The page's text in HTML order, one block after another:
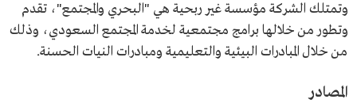
وتمتلك الشركة مؤسسة غير ربحية هي "البحري والمجتمع"، تقدم
وتطور من خلالها برامج مجتمعية لخدمة المجتمع السعودي، وذلك
من خلال المبادرات البيئية والتعليمية ومبادرات النيات الحسنة.
المصادر